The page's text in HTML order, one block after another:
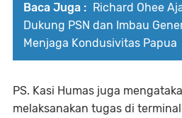
Baca Juga : Richard Ohee
Dukung PSN dan Imbau
Menjaga Kondusivitas Papua
PS. Kasi Humas juga
melaksanakan tugas di